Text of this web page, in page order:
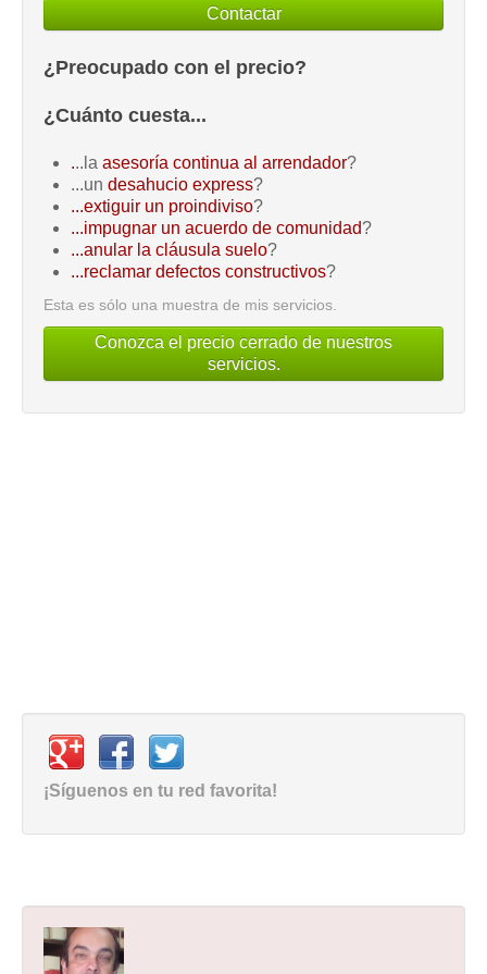
Contactar
¿Preocupado con el precio?
¿Cuánto cuesta...
...la asesoría continua al arrendador?
...un desahucio express?
...extiguir un proindiviso?
...impugnar un acuerdo de comunidad?
...anular la cláusula suelo?
...reclamar defectos constructivos?
Esta es sólo una muestra de mis servicios.
Conozca el precio cerrado de nuestros
servicios.
¡Síguenos en tu red favorita!